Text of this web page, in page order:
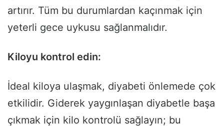
artırır. Tüm bu durumlardan kaçınmak için
yeterli gece uykusu sağlanmalıdır.
Kiloyu kontrol edin:
İdeal kiloya ulaşmak, diyabeti önlemede çok
etkilidir. Giderek yaygınlaşan diyabetle başa
çıkmak için kilo kontrolü sağlayın; bu